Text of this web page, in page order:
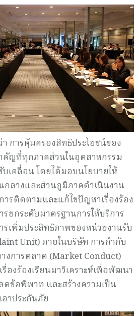
า การคุ้มครองสิทธิประโยชน์ของ
คัญที่ทุกภาคส่วนในอุตสาหกรรม
เคลื่อน โดยได้มอบนโยบายให้
กลางและส่วนภูมิภาคดำเนินงาน
รติดตามและแก้ไขปัญหาเรื่องร้อง
รยกระดับมาตรฐานการให้บริการ
เพิ่มประสิทธิภาพของหน่วยงานรับ
Unit) ภายในบริษัท การกำกับ
การตลาด (Market Conduct)
องร้องเรียนมาวิเคราะห์เพื่อพัฒนา
ดข้อพิพาท และสร้างความเป็น
าประกันภัย